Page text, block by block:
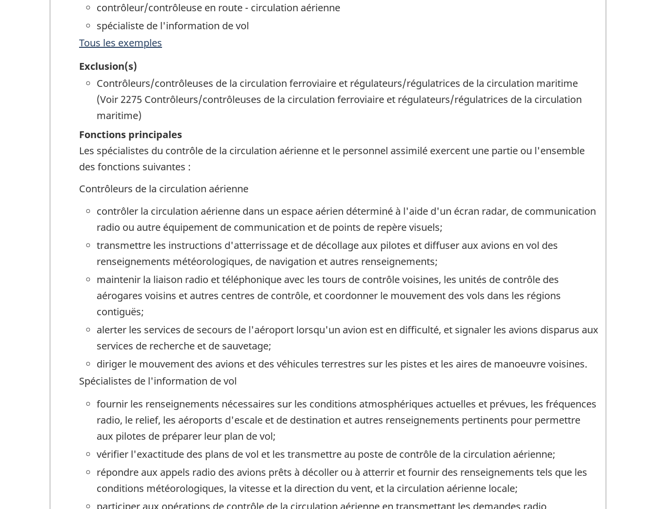
contrôleur/contrôleuse en route - circulation aérienne
spécialiste de l'information de vol
Tous les exemples
Exclusion(s)
Contrôleurs/contrôleuses de la circulation ferroviaire et régulateurs/régulatrices de la circulation maritime
(Voir 2275 Contrôleurs/contrôleuses de la circulation ferroviaire et régulateurs/régulatrices de la circulation
maritime)
Fonctions principales
Les spécialistes du contrôle de la circulation aérienne et le personnel assimilé exercent une partie ou l'ensemble
des fonctions suivantes :
Contrôleurs de la circulation aérienne
contrôler la circulation aérienne dans un espace aérien déterminé à l'aide d'un écran radar, de communication
radio ou autre équipement de communication et de points de repère visuels;
transmettre les instructions d'atterrissage et de décollage aux pilotes et diffuser aux avions en vol des
renseignements météorologiques, de navigation et autres renseignements;
maintenir la liaison radio et téléphonique avec les tours de contrôle voisines, les unités de contrôle des
aérogares voisins et autres centres de contrôle, et coordonner le mouvement des vols dans les régions
contiguës;
alerter les services de secours de l'aéroport lorsqu'un avion est en difficulté, et signaler les avions disparus aux
services de recherche et de sauvetage;
diriger le mouvement des avions et des véhicules terrestres sur les pistes et les aires de manoeuvre voisines.
Spécialistes de l'information de vol
fournir les renseignements nécessaires sur les conditions atmosphériques actuelles et prévues, les fréquences
radio, le relief, les aéroports d'escale et de destination et autres renseignements pertinents pour permettre
aux pilotes de préparer leur plan de vol;
vérifier l'exactitude des plans de vol et les transmettre au poste de contrôle de la circulation aérienne;
répondre aux appels radio des avions prêts à décoller ou à atterrir et fournir des renseignements tels que les
conditions météorologiques, la vitesse et la direction du vent, et la circulation aérienne locale;
participer aux opérations de contrôle de la circulation aérienne en transmettant les demandes radio